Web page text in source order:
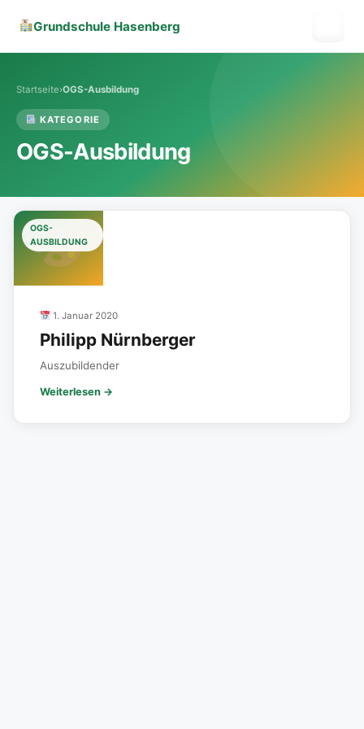
Grundschule Hasenberg
Schulleben
Sekretariat
Über uns
Offener Ganztag
Grundschule Hasenberg
Startseite›OGS-Ausbildung
KATEGORIE
OGS-Ausbildung
OGS-
AUSBILDUNG
1. Januar 2020
Philipp Nürnberger
Auszubildender
Weiterlesen →